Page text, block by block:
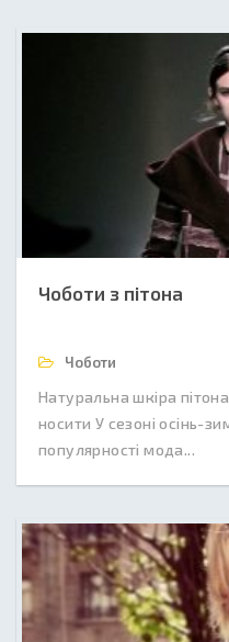
Чоботи з пітона
Чоботи
Натуральна шкіра
носити У сезоні осінь-
популярності мода...